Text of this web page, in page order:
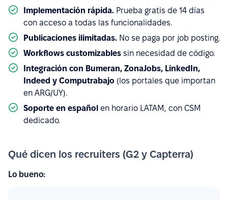
Implementación rápida. Prueba gratis de 14 días
con acceso a todas las funcionalidades.
Publicaciones ilimitadas. No se paga por job posting.
Workflows customizables sin necesidad de código.
Integración con Bumeran, ZonaJobs, LinkedIn,
Indeed y Computrabajo (los portales que importan
en ARG/UY).
Soporte en español en horario LATAM, con CSM
dedicado.
Qué dicen los recruiters (G2 y Capterra)
Lo bueno: